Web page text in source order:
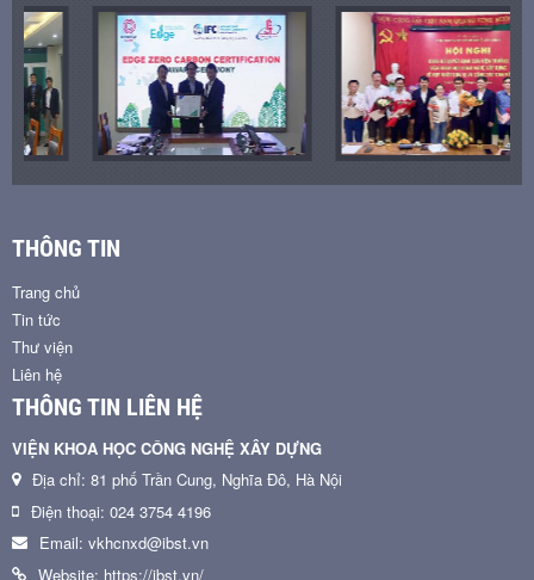
THÔNG TIN
Trang chủ
Tin tức
Thư viện
Liên hệ
THÔNG TIN LIÊN HỆ
VIỆN KHOA HỌC CÔNG NGHỆ XÂY DỰNG
Địa chỉ: 81 phố Trần Cung, Nghĩa Đô, Hà Nội
Điện thoại: 024 3754 4196
Email: vkhcnxd@ibst.vn
Website: https://ibst.vn/